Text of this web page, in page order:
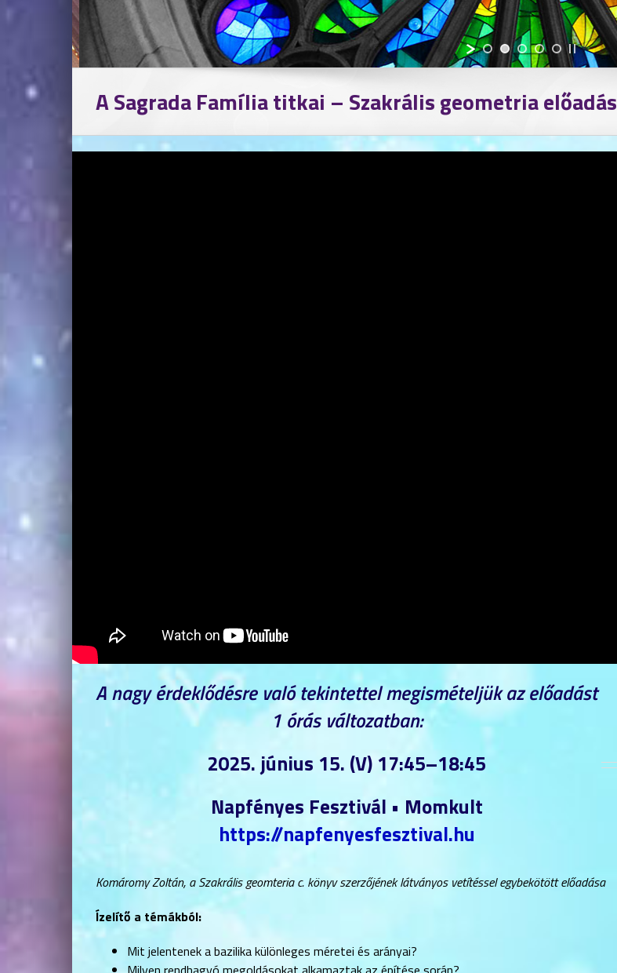
A Sagrada Família titkai – Szakrális geometria előadás
A nagy érdeklődésre való tekintettel megismételjük az előadást
1 órás változatban:
2025. június 15. (V) 17:45–18:45
Napfényes Fesztivál • Momkult
https://napfenyesfesztival.hu
Komáromy Zoltán, a Szakrális geomteria c. könyv szerzőjének látványos vetítéssel egybekötött előadása
Ízelítő a témákból:
Mit jelentenek a bazilika különleges méretei és arányai?